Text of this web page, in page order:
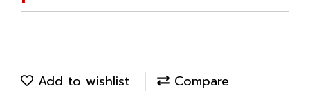
Add to wishlist
Compare